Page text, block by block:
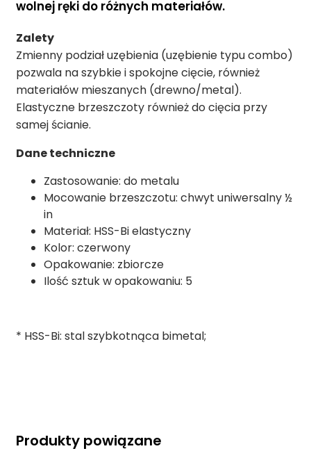
wolnej ręki do różnych materiałów.
Zalety
Zmienny podział uzębienia (uzębienie typu combo)
pozwala na szybkie i spokojne cięcie, również
materiałów mieszanych (drewno/metal).
Elastyczne brzeszczoty również do cięcia przy
samej ścianie.
Dane techniczne
Zastosowanie: do metalu
Mocowanie brzeszczotu: chwyt uniwersalny ½
in
Materiał: HSS-Bi elastyczny
Kolor: czerwony
Opakowanie: zbiorcze
Ilość sztuk w opakowaniu: 5
* HSS-Bi: stal szybkotnąca bimetal;
Produkty powiązane